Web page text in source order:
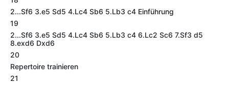
2...Sf6 3.e5 Sd5 4.Lc4 Sb6 5.Lb3 c4 Einführung
19
2...Sf6 3.e5 Sd5 4.Lc4 Sb6 5.Lb3 c4 6.Lc2 Sc6 7.Sf3 d5
8.exd6 Dxd6
20
Repertoire trainieren
21